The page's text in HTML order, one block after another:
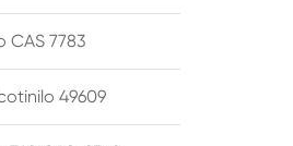
CAS 7783
49609